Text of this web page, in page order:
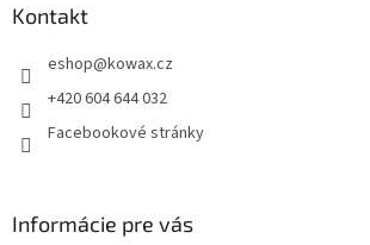
Kontakt
eshop@kowax.cz
+420 604 644 032
Facebookové stránky
Informácie pre vás